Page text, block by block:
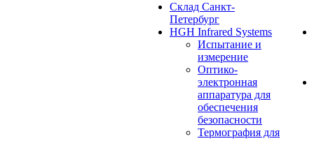
Cклад Санкт-
Петербург
HGH Infrared Systems
Испытание и
измерение
Оптико-
электронная
аппаратура для
обеспечения
безопасности
Термография для